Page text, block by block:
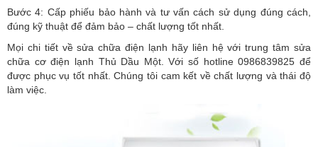
Bước 4: Cấp phiếu bảo hành và tư vấn cách sử dụng đúng cách,
đúng kỹ thuật để đảm bảo – chất lượng tốt nhất.
Mọi chi tiết về sửa chữa điện lạnh hãy liên hệ với trung tâm sửa
chữa cơ điện lạnh Thủ Dầu Một. Với số hotline 0986839825 để
được phục vụ tốt nhất. Chúng tôi cam kết về chất lượng và thái độ
làm việc.